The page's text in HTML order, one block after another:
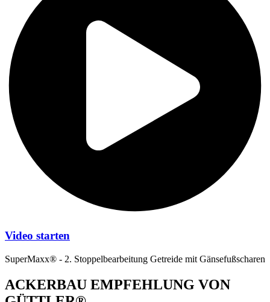
Video starten
SuperMaxx® - 2. Stoppelbearbeitung Getreide mit Gänsefußscharen
ACKERBAU EMPFEHLUNG VON